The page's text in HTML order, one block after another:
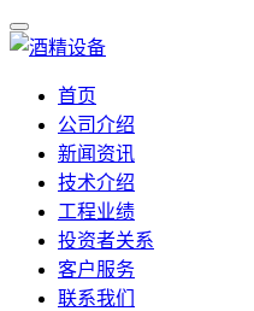
首页
公司介绍
新闻资讯
技术介绍
工程业绩
投资者关系
客户服务
联系我们